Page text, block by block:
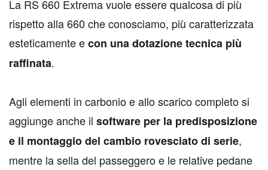
La RS 660 Extrema vuole essere qualcosa di più
rispetto alla 660 che conosciamo, più caratterizzata
esteticamente econ una dotazione tecnica più
raffinata.
Agli elementi in carbonio e allo scarico completo si
aggiunge anche il software per la predisposizione
e il montaggio del cambio rovesciato di serie,
mentre la sella del passeggero e le relative pedane